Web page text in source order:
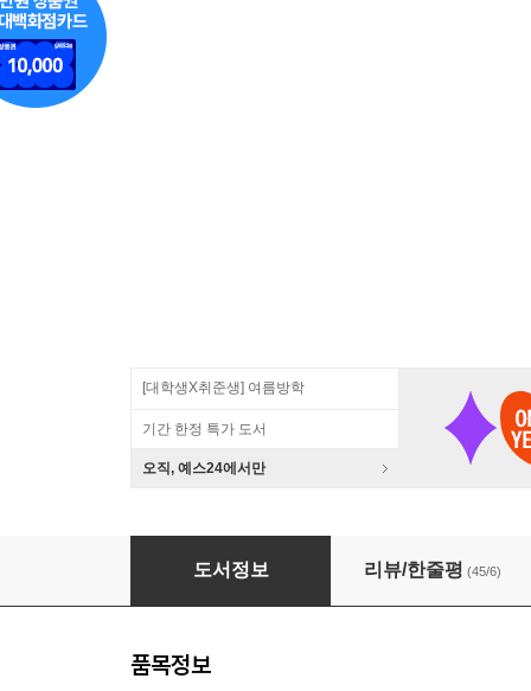
[대학생X취준생] 여름방학
기간 한정 특가 도서
오직, 예스24에서만
하나면 다-된다 챗GPT + 하나면 다 된다 제미나
도서정보 리뷰/한줄평 (45/6)
품목정보